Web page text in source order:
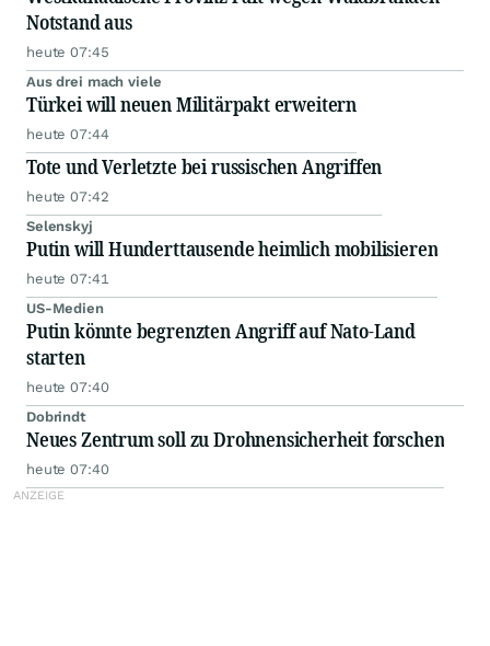
Notstand aus
heute 07:45
Aus drei mach viele
Türkei will neuen Militärpakt erweitern
heute 07:44
Tote und Verletzte bei russischen Angriffen
heute 07:42
Selenskyj
Putin will Hunderttausende heimlich mobilisieren
heute 07:41
US-Medien
Putin könnte begrenzten Angriff auf Nato-Land
starten
heute 07:40
Dobrindt
Neues Zentrum soll zu Drohnensicherheit forschen
heute 07:40